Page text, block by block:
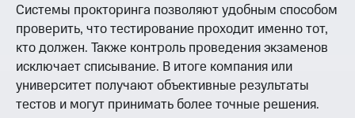
Системы прокторинга позволяют удобным способом
проверить, что тестирование проходит именно тот,
кто должен. Также контроль проведения экзаменов
исключает списывание. В итоге компания или
университет получают объективные результаты
тестов и могут принимать более точные решения.